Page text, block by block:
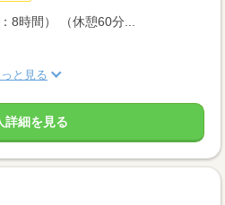
8時間） （休憩60分...
っと見る
詳細を見る